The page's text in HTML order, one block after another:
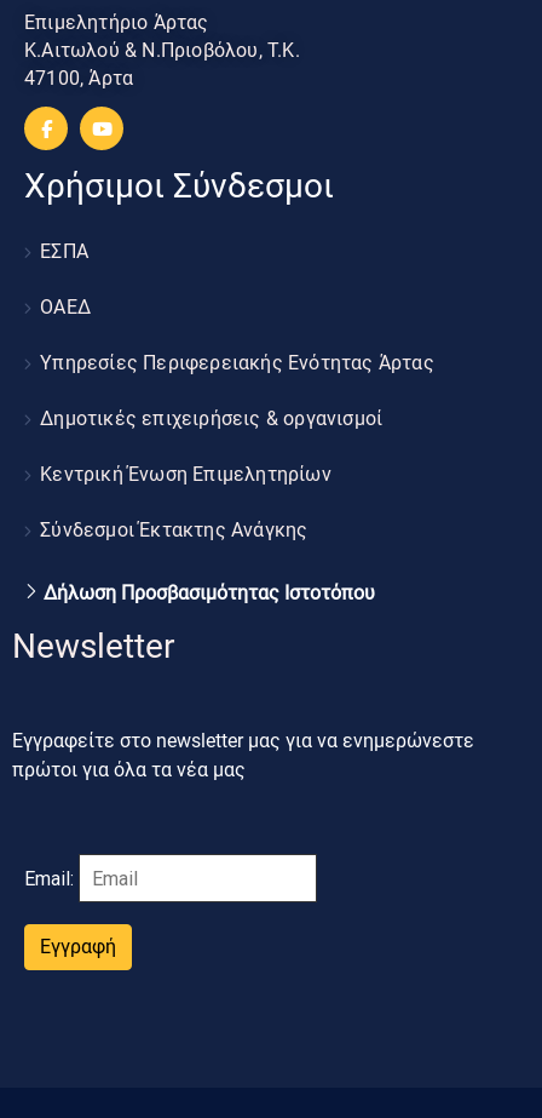
Επιμελητήριο Άρτας
Κ.Αιτωλού & Ν.Πριοβόλου, Τ.Κ.
47100, Άρτα
Χρήσιμοι Σύνδεσμοι
ΕΣΠΑ
ΟΑΕΔ
Υπηρεσίες Περιφερειακής Ενότητας Άρτας
Δημοτικές επιχειρήσεις & οργανισμοί
Κεντρική Ένωση Επιμελητηρίων
Σύνδεσμοι Έκτακτης Ανάγκης
Δήλωση Προσβασιμότητας Ιστοτόπου
Newsletter
Εγγραφείτε στο newsletter μας για να ενημερώνεστε
πρώτοι για όλα τα νέα μας
Email:
Εγγραφή